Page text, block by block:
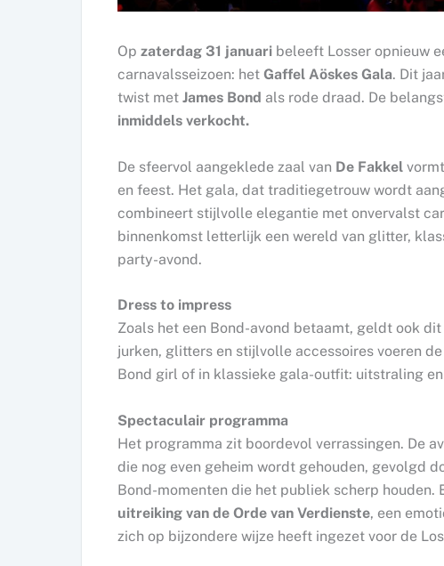
Op zaterdag 31 januari beleeft Losser opnieuw
carnavalsseizoen: het Gaffel Aöskes Gala. Dit
twist met James Bond als rode draad. De
inmiddels verkocht.
De sfeervol aangeklede zaal van De Fakkel
en feest. Het gala, dat traditiegetrouw wordt
combineert stijlvolle elegantie met onvervalst
binnenkomst letterlijk een wereld van glitter,
party-avond.
Dress to impress
Zoals het een Bond-avond betaamt, geldt ook dit
jurken, glitters en stijlvolle accessoires voeren
Bond girl of in klassieke gala-outfit: uitstraling
Spectaculair programma
Het programma zit boordevol verrassingen. De
die nog even geheim wordt gehouden, gevolgd
Bond-momenten die het publiek scherp
uitreiking van de Orde van Verdienste, een
zich op bijzondere wijze heeft ingezet voor de